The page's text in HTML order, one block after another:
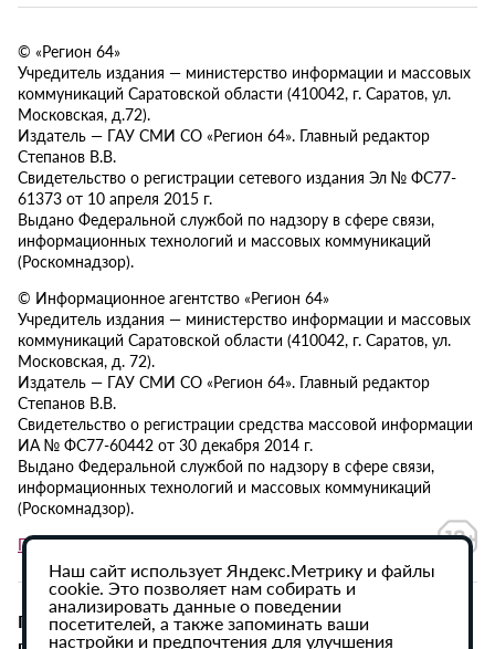
© «Регион 64»
Учредитель издания — министерство информации и массовых
коммуникаций Саратовской области (410042, г. Саратов, ул.
Московская, д.72).
Издатель — ГАУ СМИ СО «Регион 64». Главный редактор
Степанов В.В.
Свидетельство о регистрации сетевого издания Эл № ФС77-
61373 от 10 апреля 2015 г.
Выдано Федеральной службой по надзору в сфере связи,
информационных технологий и массовых коммуникаций
(Роскомнадзор).
© Информационное агентство «Регион 64»
Учредитель издания — министерство информации и массовых
коммуникаций Саратовской области (410042, г. Саратов, ул.
Московская, д. 72).
Издатель — ГАУ СМИ СО «Регион 64». Главный редактор
Степанов В.В.
Свидетельство о регистрации средства массовой информации
ИА № ФС77-60442 от 30 декабря 2014 г.
Выдано Федеральной службой по надзору в сфере связи,
информационных технологий и массовых коммуникаций
(Роскомнадзор).
Политика в отношении обработки персональных данных
При использовании материалов сайта активная
Наш сайт использует Яндекс.Метрику и файлы
cookie. Это позволяет нам собирать и
анализировать данные о поведении
посетителей, а также запоминать ваши
настройки и предпочтения для улучшения